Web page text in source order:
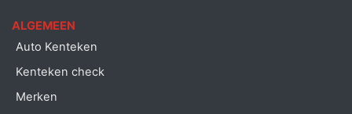
ALGEMEEN
Auto Kenteken
Kenteken check
Merken